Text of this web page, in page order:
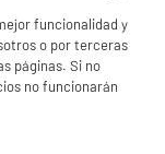
funcionalidad y
o por terceras
páginas. Si no
no funcionarán